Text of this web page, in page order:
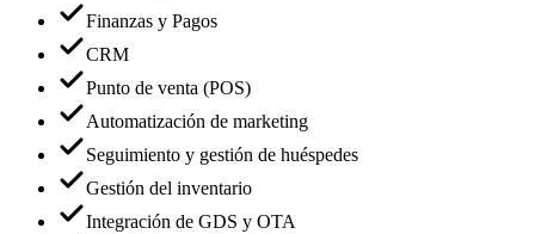
Finanzas y Pagos
CRM
Punto de venta (POS)
Automatización de marketing
Seguimiento y gestión de huéspedes
Gestión del inventario
Integración de GDS y OTA